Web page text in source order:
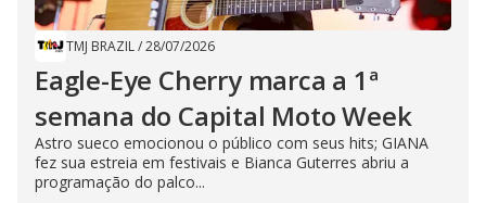
TMJ BRAZIL/28/07/2026
Eagle-Eye Cherry marca a 1ª
semana do Capital Moto Week
Astro sueco emocionou o público com seus hits; GIANA
fez sua estreia em festivais e Bianca Guterres abriu a
programação do palco...